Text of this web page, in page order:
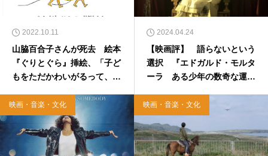
2022.10.11
山脇百合子さんが死去 絵本
『ぐりとぐら』挿絵、「子ど
もをただかわいがるって、や
2024.04.24
【映画評】 語らないという
選択 『エドガルド・モルタ
ーラ ある少年の数奇な運
映画・音楽・文化 映画・音楽・文化